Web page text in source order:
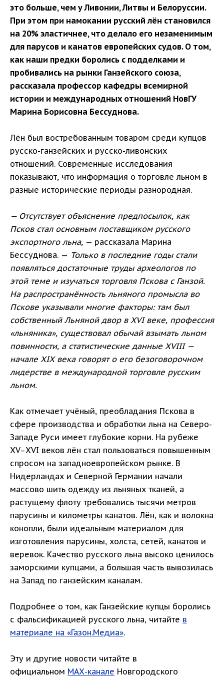
это больше, чем у Ливонии, Литвы и Белоруссии.
При этом при намокании русский лён становился
на 20% эластичнее, что делало его незаменимым
для парусов и канатов европейских судов. О том,
как наши предки боролись с подделками и
пробивались на рынки Ганзейского союза,
рассказала профессор кафедры всемирной
истории и международных отношений НовГУ
Марина Борисовна Бессуднова.
Лён был востребованным товаром среди купцов
русско-ганзейских и русско-ливонских
отношений. Современные исследования
показывают, что информация о торговле льном в
разные исторические периоды разнородная.
— Отсутствует объяснение предпосылок, как
Псков стал основным поставщиком русского
экспортного льна, — рассказала Марина
Бессуднова. — Только в последние годы стали
появляться достаточные труды археологов по
этой теме и изучаться торговля Пскова с Ганзой.
На распространённость льняного промысла во
Пскове указывали многие факторы: там был
собственный Льняной двор в XVI веке, профессия
«льняника», существовал обычай взымать льном
повинности, а статистические данные XVIII —
начале XIX века говорят о его безоговорочном
лидерстве в международной торговле русским
льном.
Как отмечает учёный, преобладания Пскова в
сфере производства и обработки льна на Северо-
Западе Руси имеет глубокие корни. На рубеже
XV–XVI веков лён стал пользоваться повышенным
спросом на западноевропейском рынке. В
Нидерландах и Северной Германии начали
массово шить одежду из льняных тканей, а
растущему флоту требовались тысячи метров
парусины и километры канатов. Лён, как и волокна
конопли, были идеальным материалом для
изготовления парусины, холста, сетей, канатов и
веревок. Качество русского льна высоко ценилось
заморскими купцами, а большая часть вывозилась
на Запад по ганзейским каналам.
Подробнее о том, как Ганзейские купцы боролись
с фальсификацией русского льна, читайте в
материале на «Газон.Медиа».
Эту и другие новости читайте в
официальном МАХ-канале Новгородского